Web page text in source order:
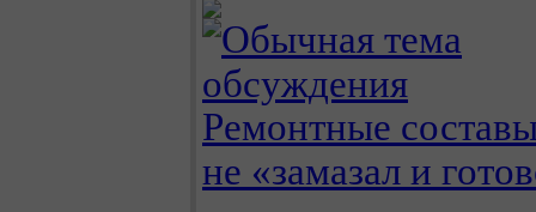
Ремонтные
не «замазал и